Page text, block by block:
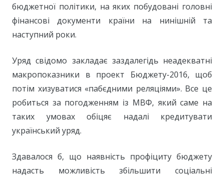
бюджетної політики, на яких побудовані головні
фінансові документи країни на нинішній та
наступний роки.
Уряд свідомо закладає заздалегідь неадекватні
макропоказники в проект Бюджету-2016, щоб
потім хизуватися «пабєдними реляціями». Все це
робиться за погодженням із МВФ, який саме на
таких умовах обіцяє надалі кредитувати
український уряд.
Здавалося б, що наявність профіциту бюджету
надасть можливість збільшити соціальні